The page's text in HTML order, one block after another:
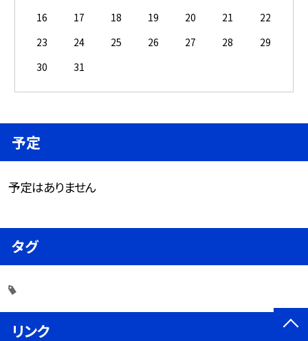
16
17 18 19 20 21
22
23
24 25 26 27 28
29
30
31
予定
予定はありません
タグ
リンク